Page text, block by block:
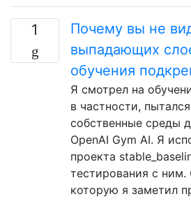
1
Почему вы не
выпадающих
обучения
Я смотрел на
в частности,
собственные среды
OpenAI Gym AI. Я
проекта
тестирования с
которую я заметил